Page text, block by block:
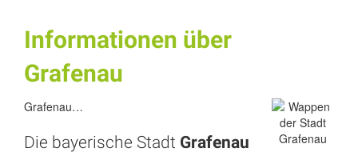
Informationen über
Grafenau
Grafenau…
Die bayerische Stadt Grafenau